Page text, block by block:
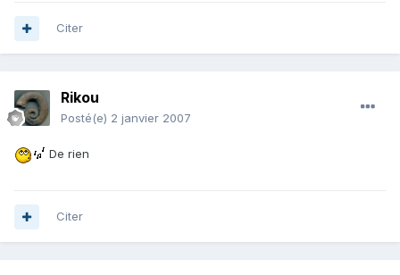
Citer
Rikou
Posté(e) 2 janvier 2007
De rien
Citer